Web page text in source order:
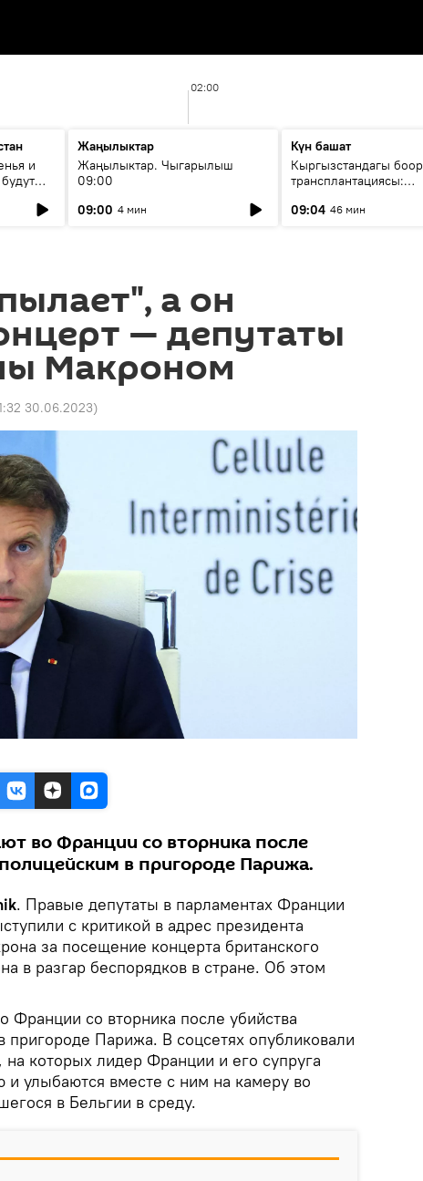
02:00
и
Жаңылыктар
Жаңылыктар. Чыгарылыш
09:00
09:00 4 мин
Күн башат
Кыргызстандагы боор
трансплантациясы:
келечеги
09:04 46 мин
а он
— депутаты
Макроном
30.06.2023)
во Франции со вторника после
в пригороде Парижа.
. Правые депутаты в парламентах Франции
с критикой в адрес президента
за посещение концерта британского
в разгар беспорядков в стране. Об этом
Франции со вторника после убийства
пригороде Парижа. В соцсетях опубликовали
которых лидер Франции и его супруга
и улыбаются вместе с ним на камеру во
в Бельгии в среду.